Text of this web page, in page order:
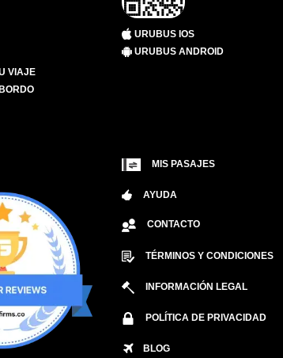
VIAJE
URUBUS IOS
URUBUS ANDROID
MIS PASAJES
AYUDA
CONTACTO
TÉRMINOS Y CONDICIONES
INFORMACIÓN LEGAL
POLÍTICA DE PRIVACIDAD
BLOG